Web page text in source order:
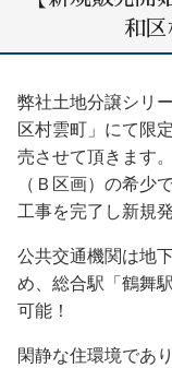
和区
弊社土地分譲シリ
区村雲町」にて限
売させて頂きます
（Ｂ区画）の希少
工事を完了し新規
公共交通機関は地
め、総合駅「鶴舞
可能！
閑静な住環境であ